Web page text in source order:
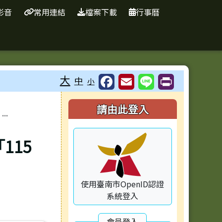
音 常用連結 檔案下載 行事曆
大 中 小
115
右邊區域內容
請由此登入
使用臺南市OpenID認證
系統登入